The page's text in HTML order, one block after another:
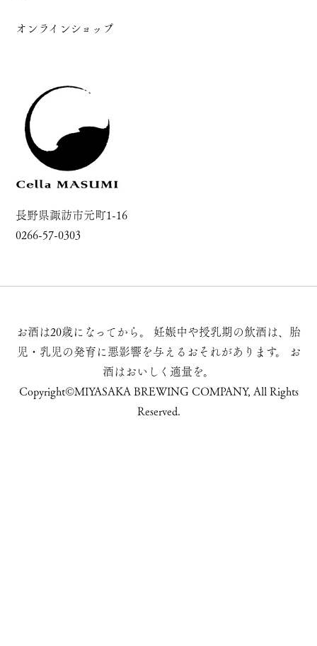
オンラインショップ
長野県諏訪市元町1-16
0266-57-0303
お酒は20歳になってから。
妊娠中や授乳期の飲酒は、胎
児・乳児の発育に悪影響を与えるおそれがあります。
お
酒はおいしく適量を。
Copyright©MIYASAKA BREWING COMPANY, All Rights
Reserved.